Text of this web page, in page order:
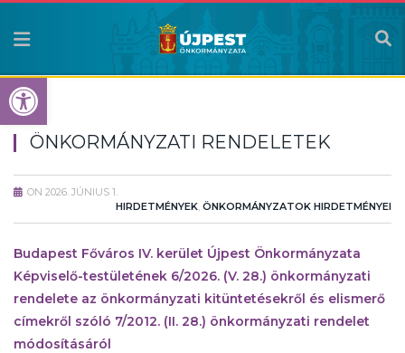
Eszköztár megnyitása
ÖNKORMÁNYZATI RENDELETEK
ON 2026. JÚNIUS 1.
HIRDETMÉNYEK, ÖNKORMÁNYZATOK HIRDETMÉNYEI
Budapest Főváros IV. kerület Újpest Önkormányzata
Képviselő-testületének 6/2026. (V. 28.) önkormányzati
rendelete az önkormányzati kitüntetésekről és elismerő
címekről szóló 7/2012. (II. 28.) önkormányzati rendelet
módosításáról